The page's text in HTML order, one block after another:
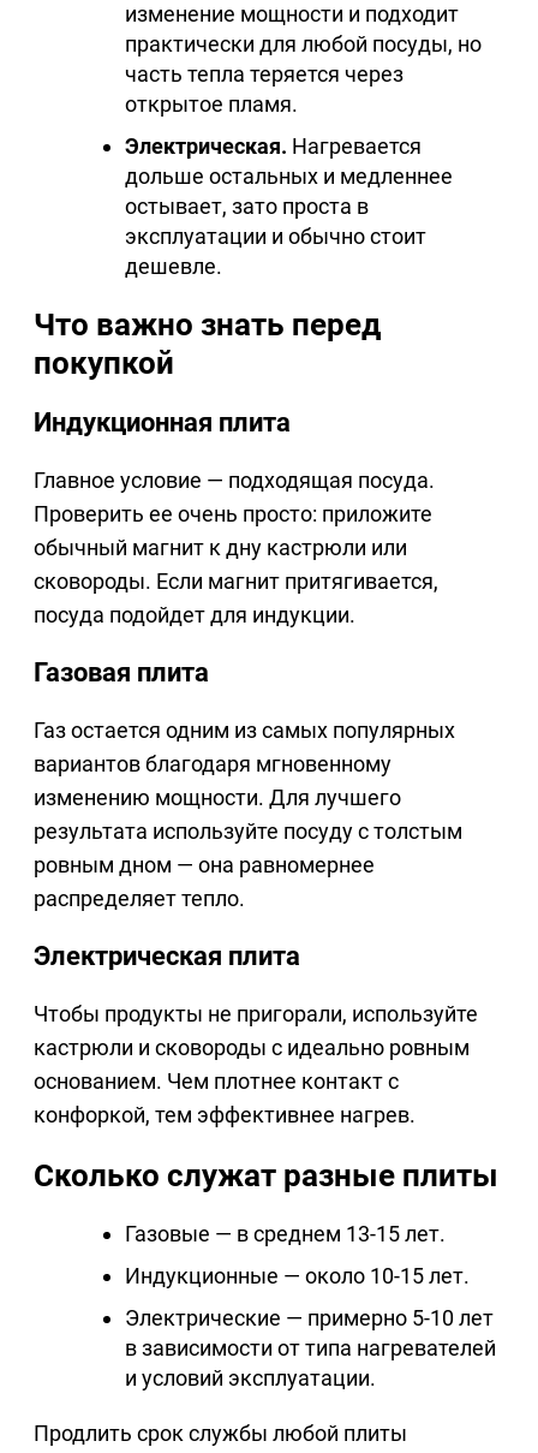
изменение мощности и подходит
практически для любой посуды, но
часть тепла теряется через
открытое пламя.
Электрическая. Нагревается
дольше остальных и медленнее
остывает, зато проста в
эксплуатации и обычно стоит
дешевле.
Что важно знать перед
покупкой
Индукционная плита
Главное условие — подходящая посуда.
Проверить ее очень просто: приложите
обычный магнит к дну кастрюли или
сковороды. Если магнит притягивается,
посуда подойдет для индукции.
Газовая плита
Газ остается одним из самых популярных
вариантов благодаря мгновенному
изменению мощности. Для лучшего
результата используйте посуду с толстым
ровным дном — она равномернее
распределяет тепло.
Электрическая плита
Чтобы продукты не пригорали, используйте
кастрюли и сковороды с идеально ровным
основанием. Чем плотнее контакт с
конфоркой, тем эффективнее нагрев.
Сколько служат разные плиты
Газовые — в среднем 13-15 лет.
Индукционные — около 10-15 лет.
Электрические — примерно 5-10 лет
в зависимости от типа нагревателей
и условий эксплуатации.
Продлить срок службы любой плиты